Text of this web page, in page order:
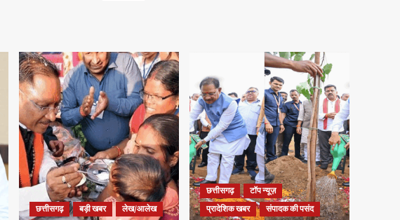
छत्तीसगढ़ बड़ी खबर लेख/आलेख
छत्तीसगढ़
टॉप न्यूज़
प्रादेशिक खबर
संपादक की पसंद